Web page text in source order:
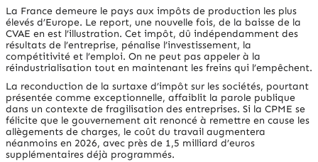
La France demeure le pays aux impôts de production les plus
élevés d’Europe. Le report, une nouvelle fois, de la baisse de la
CVAE en est l’illustration. Cet impôt, dû indépendamment des
résultats de l’entreprise, pénalise l’investissement, la
compétitivité et l’emploi. On ne peut pas appeler à la
réindustrialisation tout en maintenant les freins qui l’empêchent.
La reconduction de la surtaxe d’impôt sur les sociétés, pourtant
présentée comme exceptionnelle, affaiblit la parole publique
dans un contexte de fragilisation des entreprises. Si la CPME se
félicite que le gouvernement ait renoncé à remettre en cause les
allègements de charges, le coût du travail augmentera
néanmoins en 2026, avec près de 1,5 milliard d’euros
supplémentaires déjà programmés.